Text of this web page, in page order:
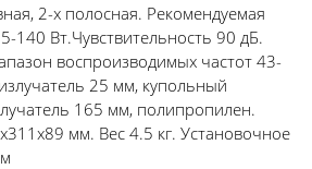
2-х полосная. Рекомендуемая
140 Вт.Чувствительность 90 дБ.
воспроизводимых частот 43-
25 мм, купольный
165 мм, полипропилен.
мм. Вес 4.5 кг. Установочное